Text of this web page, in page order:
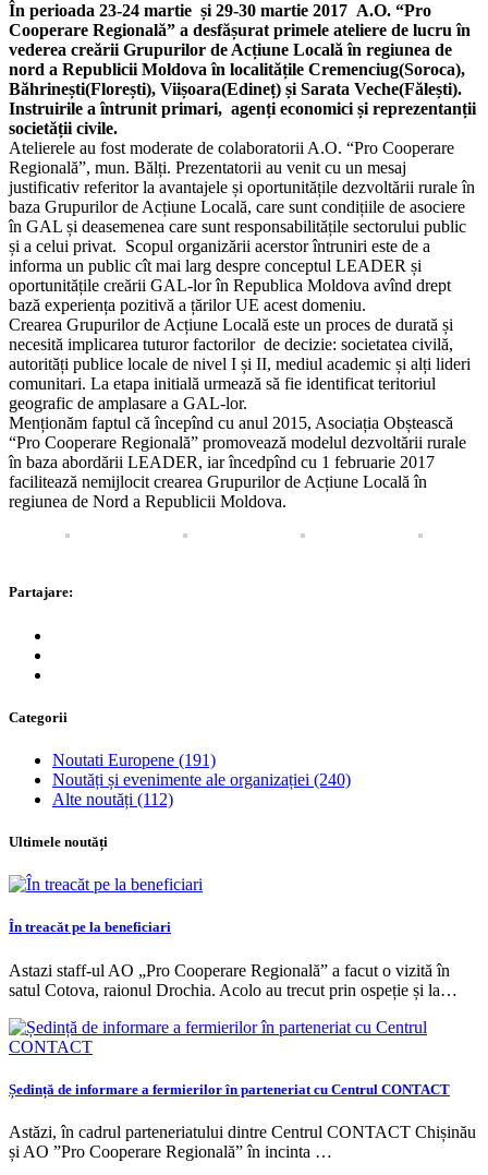
În perioada 23-24 martie și 29-30 martie 2017 A.O. “Pro
Cooperare Regională” a desfășurat primele ateliere de lucru în
vederea creării Grupurilor de Acțiune Locală în regiunea de
nord a Republicii Moldova în localitățile Cremenciug(Soroca),
Băhrinești(Florești), Viișoara(Edineț) și Sarata Veche(Fălești).
Instruirile a întrunit primari, agenți economici și reprezentanții
societății civile.
Atelierele au fost moderate de colaboratorii A.O. “Pro Cooperare
Regională”, mun. Bălți. Prezentatorii au venit cu un mesaj
justificativ referitor la avantajele și oportunitățile dezvoltării rurale în
baza Grupurilor de Acțiune Locală, care sunt condițiile de asociere
în GAL și deasemenea care sunt responsabilitățile sectorului public
și a celui privat. Scopul organizării acerstor întruniri este de a
informa un public cît mai larg despre conceptul LEADER și
oportunitățile creării GAL-lor în Republica Moldova avînd drept
bază experiența pozitivă a țărilor UE acest domeniu.
Crearea Grupurilor de Acțiune Locală este un proces de durată și
necesită implicarea tuturor factorilor de decizie: societatea civilă,
autorități publice locale de nivel I și II, mediul academic și alți lideri
comunitari. La etapa initială urmează să fie identificat teritoriul
geografic de amplasare a GAL-lor.
Menționăm faptul că începînd cu anul 2015, Asociația Obștească
“Pro Cooperare Regională” promovează modelul dezvoltării rurale
în baza abordării LEADER, iar încedpînd cu 1 februarie 2017
facilitează nemijlocit crearea Grupurilor de Acțiune Locală în
regiunea de Nord a Republicii Moldova.
Partajare:
Categorii
Noutati Europene (191)
Noutăți și evenimente ale organizației (240)
Alte noutăți (112)
Ultimele noutăți
În treacăt pe la beneficiari
Astazi staff-ul AO „Pro Cooperare Regională” a facut o vizită în
satul Cotova, raionul Drochia. Acolo au trecut prin ospeție și la…
Ședință de informare a fermierilor în parteneriat cu Centrul CONTACT
Astăzi, în cadrul parteneriatului dintre Centrul CONTACT Chișinău
și AO ”Pro Cooperare Regională” în incinta …